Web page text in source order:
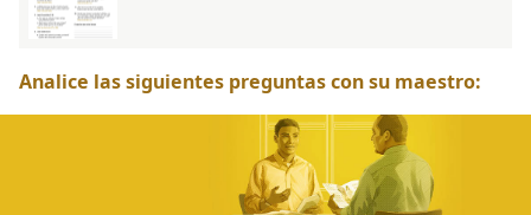
de la Biblia
Analice las siguientes preguntas con su maestro: